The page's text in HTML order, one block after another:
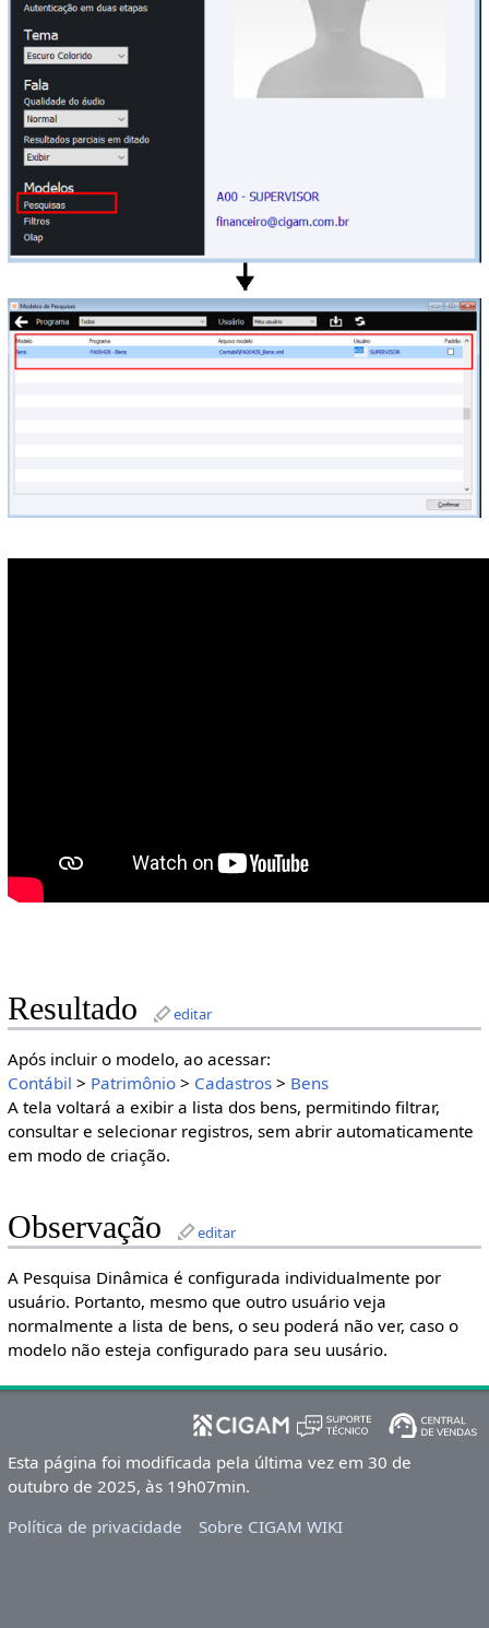
Resultado editar
Após incluir o modelo, ao acessar:
Contábil > Patrimônio> Cadastros> Bens
A tela voltará a exibir a lista dos bens, permitindo filtrar,
consultar e selecionar registros, sem abrir automaticamente
em modo de criação.
Observação editar
A Pesquisa Dinâmica é configurada individualmente por
usuário. Portanto, mesmo que outro usuário veja
normalmente a lista de bens, o seu poderá não ver, caso o
modelo não esteja configurado para seu uusário.
Esta página foi modificada pela última vez em 30 de
outubro de 2025, às 19h07min.
Política de privacidade
Sobre CIGAM WIKI